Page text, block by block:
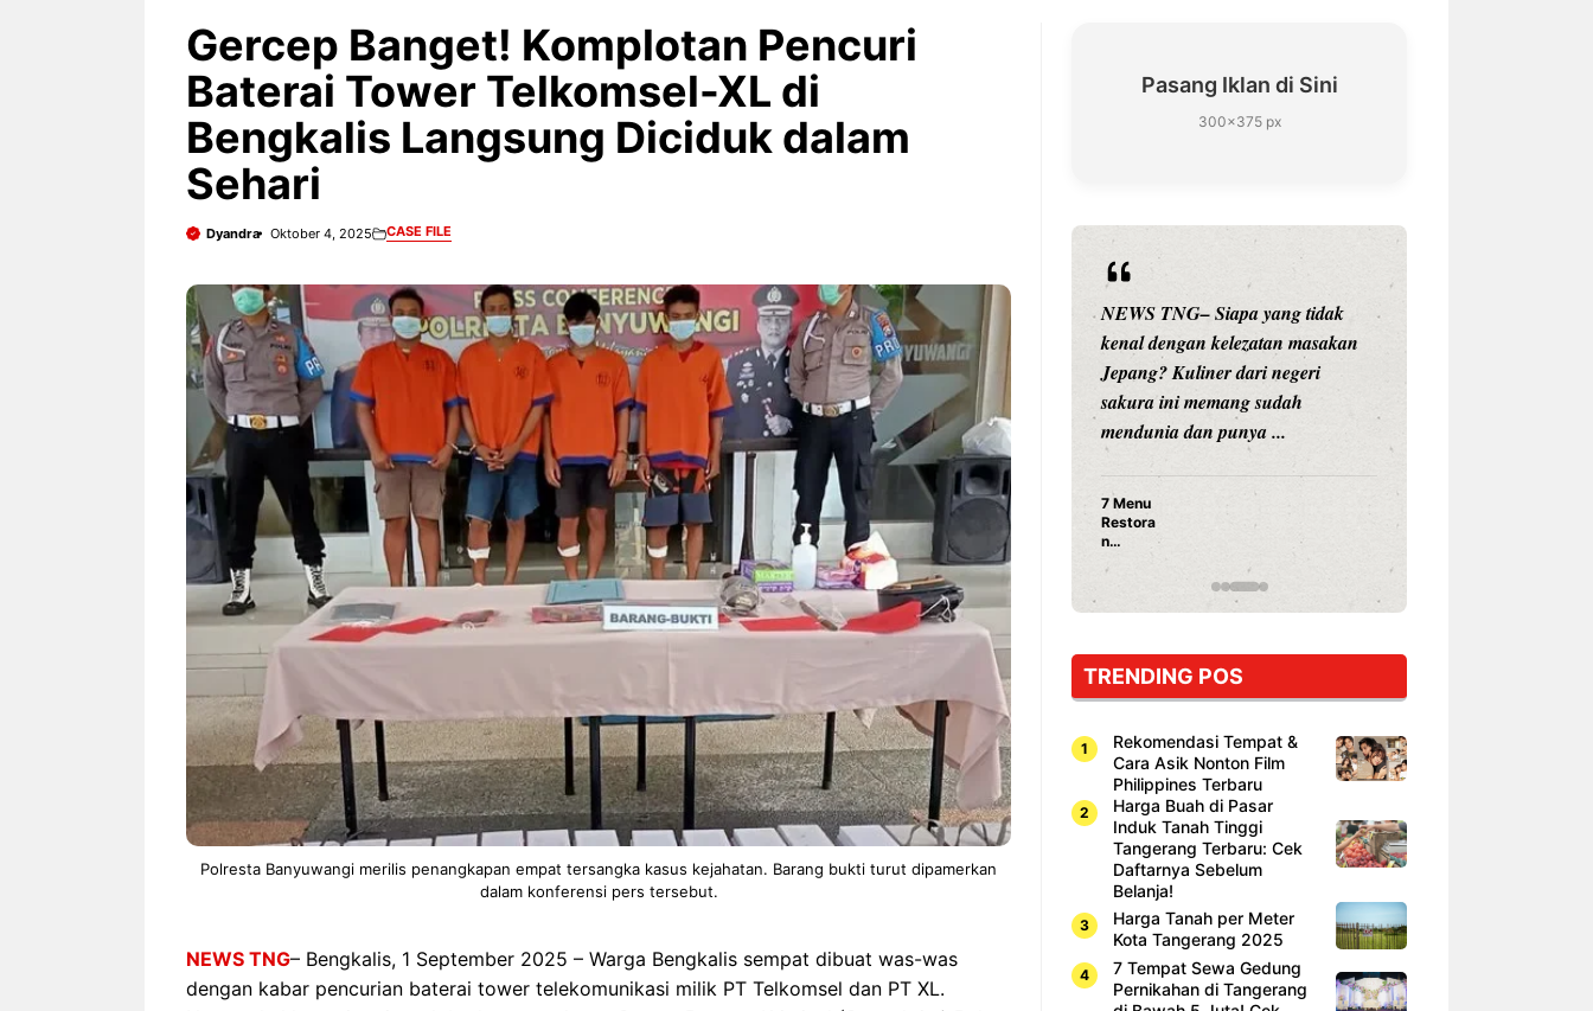
Gercep Banget! Komplotan Pencuri
Baterai Tower Telkomsel-XL di
Bengkalis Langsung Diciduk dalam
Sehari
Dyandra Oktober 4, 2025 CASE FILE
Polresta Banyuwangi merilis penangkapan empat tersangka kasus kejahatan. Barang bukti turut dipamerkan
dalam konferensi pers tersebut.
NEWS TNG– Bengkalis, 1 September 2025 – Warga Bengkalis sempat dibuat was-was
dengan kabar pencurian baterai tower telekomunikasi milik PT Telkomsel dan PT XL.
Pasang Iklan di Sini
300×375 px
NEWS TNG– Siapa sangka, dua
nama besar di dunia hiburan,
Nunung Srimulat dan Vicky
Prasetyo, kini merambah dunia
Nunung Srimulat & Vicky
Prasetyo Buka Restoran
Ayam Panggang! Cuma Rp
15 Ribu, Resep Rahasia
Mami Bikin Nagih!
NEWS TNG– Bandung –
Menyambut pergantian tahun
2026, restoran all you can eat
Kakkoii All You Can Eat Bandung
menghadirkan ...
Sambut 2026, Kakkoii
Bandung Hadirkan Pesta All
You Can Eat Mulai Rp
145.000
NEWS TNG– Pernah gak sih
kamu mulai ngerjain sesuatu cuma
buat iseng-iseng, eh ternyata malah
jadi peluang bisnis yang
menguntungkan? ...
Dari Iseng Jadi Cuan: Kisah
TUM_ATUL yang Ubah
Hampers Jadi Bisnis Kece
NEWS TNG– Siapa yang tidak
kenal dengan kelezatan masakan
Jepang? Kuliner dari negeri
sakura ini memang sudah
mendunia dan punya ...
7 Menu
Restora
n
yang
Dicoba,
Cuma
Sushi!
TRENDING POS
Rekomendasi Tempat &
Cara Asik Nonton Film
Philippines Terbaru
Harga Buah di Pasar
Induk Tanah Tinggi
Tangerang Terbaru: Cek
Daftarnya Sebelum
Belanja!
Harga Tanah per Meter
Kota Tangerang 2025
7 Tempat Sewa Gedung
Pernikahan di Tangerang